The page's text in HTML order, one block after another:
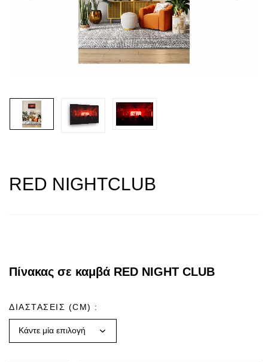
RED NIGHTCLUB
Πίνακας σε καμβά RED NIGHT CLUB
ΔΙΑΣΤΑΣΕΙΣ (CM)